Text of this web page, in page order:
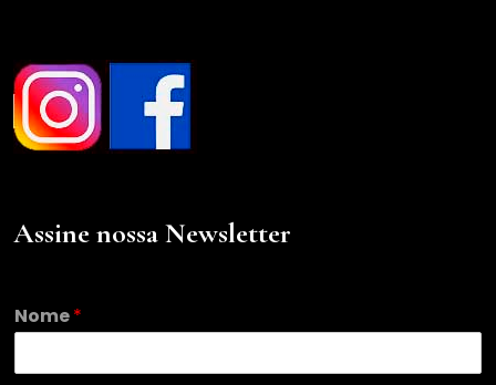
Assine nossa Newsletter
E
m
i
Nome*